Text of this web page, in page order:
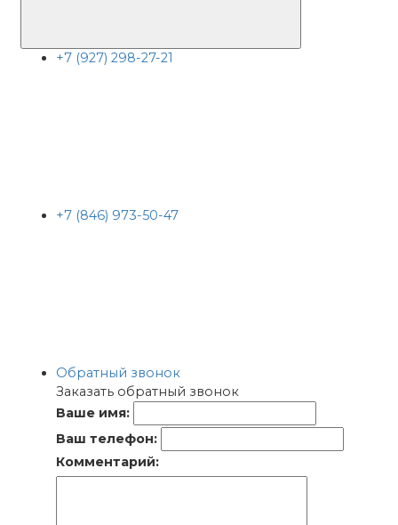
+7 (927) 298-27-21
+7 (846) 973-50-47
Обратный звонок
Заказать обратный звонок
Ваше имя:
Ваш телефон:
Комментарий: